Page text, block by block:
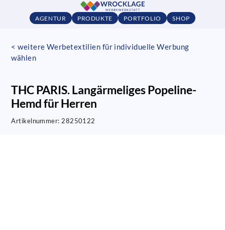
AGENTUR PRODUKTE PORTFOLIO SHOP
< weitere Werbetextilien für individuelle Werbung
wählen
THC PARIS. Langärmeliges Popeline-
Hemd für Herren
Artikelnummer: 28250122